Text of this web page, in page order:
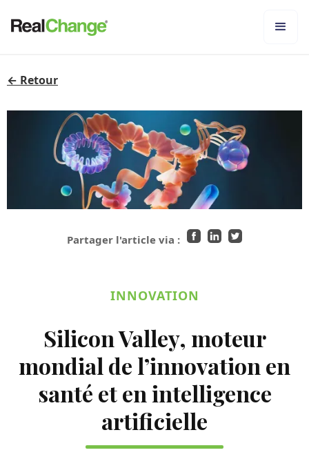
← Retour
Partager l'article via :
INNOVATION
Silicon Valley, moteur
mondial de l’innovation en
santé et en intelligence
artificielle